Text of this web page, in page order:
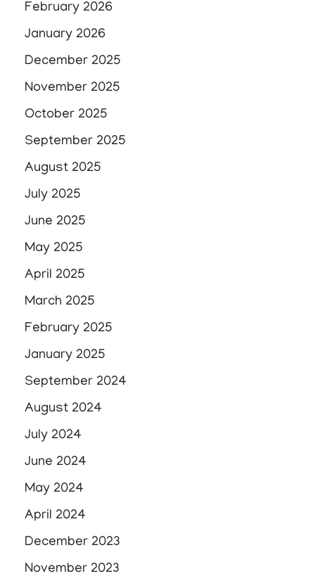
February 2026
January 2026
December 2025
November 2025
October 2025
September 2025
August 2025
July 2025
June 2025
May 2025
April 2025
March 2025
February 2025
January 2025
September 2024
August 2024
July 2024
June 2024
May 2024
April 2024
December 2023
November 2023